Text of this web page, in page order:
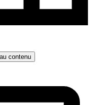
contenu